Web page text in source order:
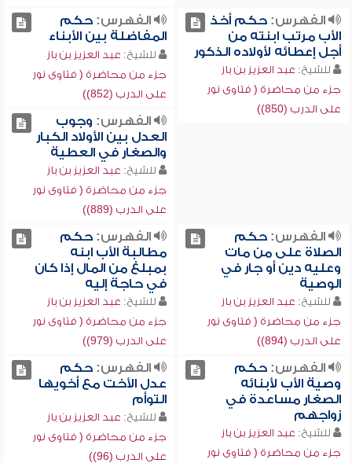
الفهرس:حكم أخذ
الأب مرتب ابنته من
أجل إعطائه لأولاده الذكور
للشيخ: عبد العزيز بن باز
جزء من محاضرة ( فتاوى نور
على الدرب (850))
الفهرس:حكم
المفاضلة بين الأبناء
للشيخ: عبد العزيز بن باز
جزء من محاضرة ( فتاوى نور
على الدرب (852))
الفهرس: وجوب
العدل بين الأولاد الكبار
والصغار في العطية
للشيخ: عبد العزيز بن باز
جزء من محاضرة ( فتاوى نور
على الدرب (889))
الفهرس:حكم
الصلاة على من مات
وعليه دين أو جار في
الوصية
للشيخ: عبد العزيز بن باز
جزء من محاضرة ( فتاوى نور
على الدرب (894))
الفهرس:حكم
مطالبة الأب ابنه
بمبلغ من المال إذا كان
في حاجة إليه
للشيخ: عبد العزيز بن باز
جزء من محاضرة ( فتاوى نور
على الدرب (979))
الفهرس:حكم
وصية الأب لأبنائه
الصغار مساعدة في
زواجهم
للشيخ: عبد العزيز بن باز
جزء من محاضرة ( فتاوى نور
الفهرس:حكم
عدل الأخت مع أخويها
التوأم
للشيخ: عبد العزيز بن باز
جزء من محاضرة ( فتاوى نور
على الدرب (96))